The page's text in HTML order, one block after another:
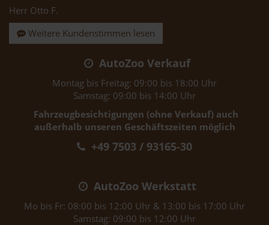
Herr Otto F.
Weitere Kundenstimmen lesen
AutoZoo Verkauf
Montag bis Freitag: 09:00 bis 18:00 Uhr
Samstag: 09:00 bis 14:00 Uhr
Fahrzeugbesichtigungen (ohne Verkauf) auch
außerhalb unseren Geschäftszeiten möglich
+49 7503 / 93165-30
AutoZoo Werkstatt
Mo bis Fr: 08:00 bis 12:00 Uhr & 13:00 bis 17:00 Uhr
Samstag: 09:00 bis 12:00 Uhr